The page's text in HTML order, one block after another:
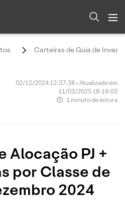
Carteiras de Guia de
02/12/2024 12:37:38 • Atualizado em
11/03/2025 18:19:03
1 minuto de leitura
Alocação PJ +
por Classe de
2024